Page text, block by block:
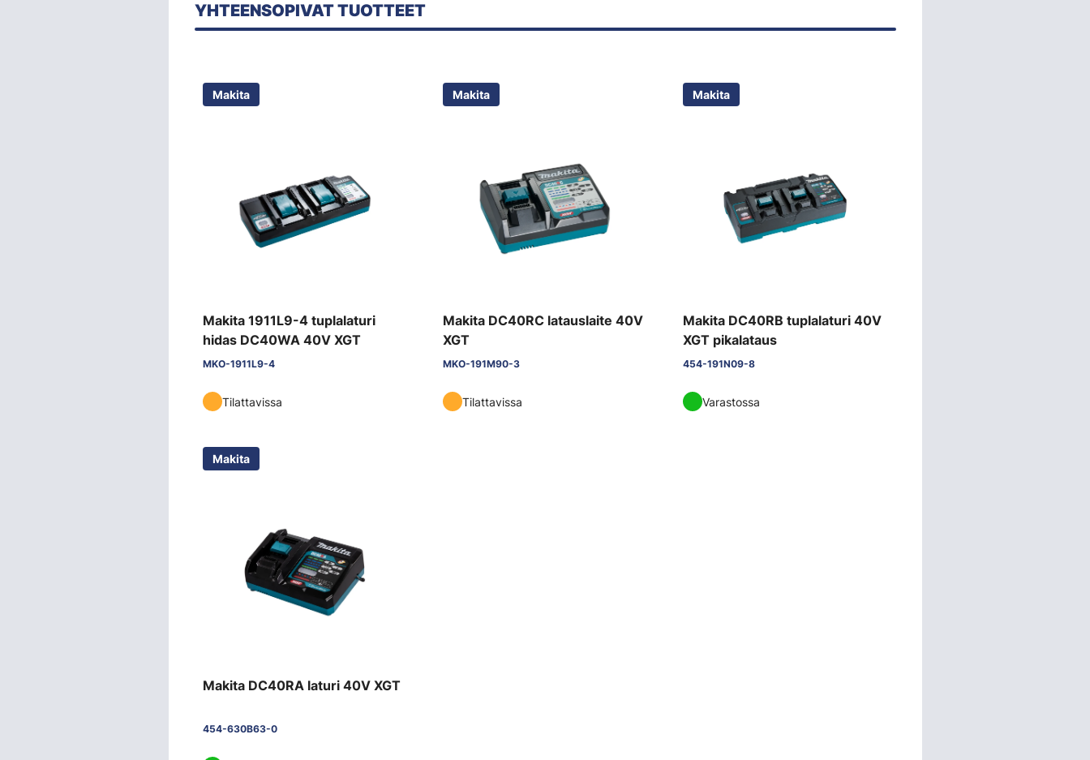
YHTEENSOPIVAT TUOTTEET
Makita
Makita 1911L9-4 tuplalaturi
hidas DC40WA 40V XGT
MKO-1911L9-4
Tilattavissa
Makita
Makita DC40RC latauslaite 40V
XGT
MKO-191M90-3
Tilattavissa
Makita
Makita DC40RB tuplalaturi 40V
XGT pikalataus
454-191N09-8
Varastossa
Makita
Makita DC40RA laturi 40V XGT
454-630B63-0